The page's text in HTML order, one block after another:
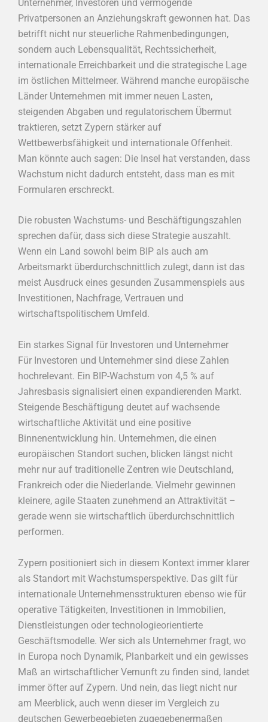
Unternehmer, Investoren und vermögende
Privatpersonen an Anziehungskraft gewonnen hat. Das
betrifft nicht nur steuerliche Rahmenbedingungen,
sondern auch Lebensqualität, Rechtssicherheit,
internationale Erreichbarkeit und die strategische Lage
im östlichen Mittelmeer. Während manche europäische
Länder Unternehmen mit immer neuen Lasten,
steigenden Abgaben und regulatorischem Übermut
traktieren, setzt Zypern stärker auf
Wettbewerbsfähigkeit und internationale Offenheit.
Man könnte auch sagen: Die Insel hat verstanden, dass
Wachstum nicht dadurch entsteht, dass man es mit
Formularen erschreckt.
Die robusten Wachstums- und Beschäftigungszahlen
sprechen dafür, dass sich diese Strategie auszahlt.
Wenn ein Land sowohl beim BIP als auch am
Arbeitsmarkt überdurchschnittlich zulegt, dann ist das
meist Ausdruck eines gesunden Zusammenspiels aus
Investitionen, Nachfrage, Vertrauen und
wirtschaftspolitischem Umfeld.
Ein starkes Signal für Investoren und Unternehmer
Für Investoren und Unternehmer sind diese Zahlen
hochrelevant. Ein BIP-Wachstum von 4,5 % auf
Jahresbasis signalisiert einen expandierenden Markt.
Steigende Beschäftigung deutet auf wachsende
wirtschaftliche Aktivität und eine positive
Binnenentwicklung hin. Unternehmen, die einen
europäischen Standort suchen, blicken längst nicht
mehr nur auf traditionelle Zentren wie Deutschland,
Frankreich oder die Niederlande. Vielmehr gewinnen
kleinere, agile Staaten zunehmend an Attraktivität –
gerade wenn sie wirtschaftlich überdurchschnittlich
performen.
Zypern positioniert sich in diesem Kontext immer klarer
als Standort mit Wachstumsperspektive. Das gilt für
internationale Unternehmensstrukturen ebenso wie für
operative Tätigkeiten, Investitionen in Immobilien,
Dienstleistungen oder technologieorientierte
Geschäftsmodelle. Wer sich als Unternehmer fragt, wo
in Europa noch Dynamik, Planbarkeit und ein gewisses
Maß an wirtschaftlicher Vernunft zu finden sind, landet
immer öfter auf Zypern. Und nein, das liegt nicht nur
am Meerblick, auch wenn dieser im Vergleich zu
deutschen Gewerbegebieten zugegebenermaßen